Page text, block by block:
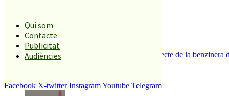
Qui som
Contacte
Publicitat
Audiències
Facebook X-twitter InstagramYoutube Telegram
Es presenten 17 al·legacions contra el projecte de la benzinera